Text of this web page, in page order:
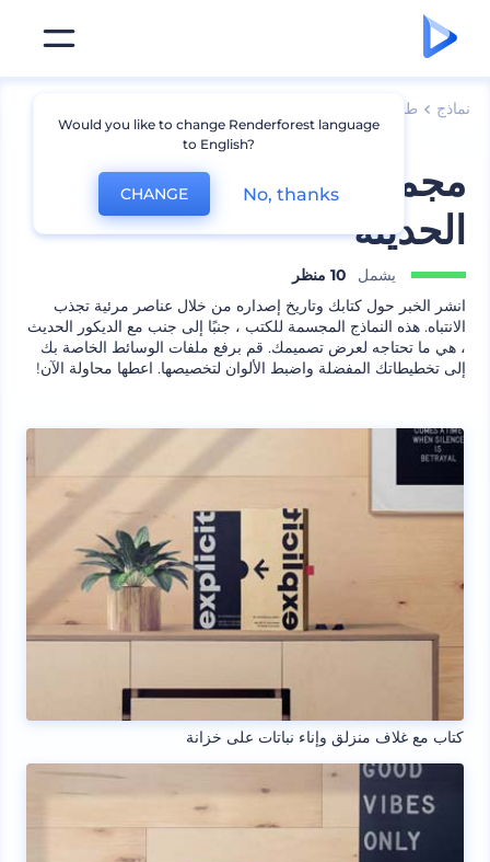
نماذج طباعة
مجموعة الكتب والديكورات
الحديثة
يشمل
10 منظر
انشر الخبر حول كتابك وتاريخ إصداره من خلال عناصر مرئية تجذب
الانتباه. هذه النماذج المجسمة للكتب ، جنبًا إلى جنب مع الديكور الحديث
، هي ما تحتاجه لعرض تصميمك. قم برفع ملفات الوسائط الخاصة بك
إلى تخطيطاتك المفضلة واضبط الألوان لتخصيصها. اعطها محاولة الآن!
كتاب مع غلاف منزلق وإناء نباتات على خزانة
Would you like to change Renderforest language
to English?
CHANGE No, thanks